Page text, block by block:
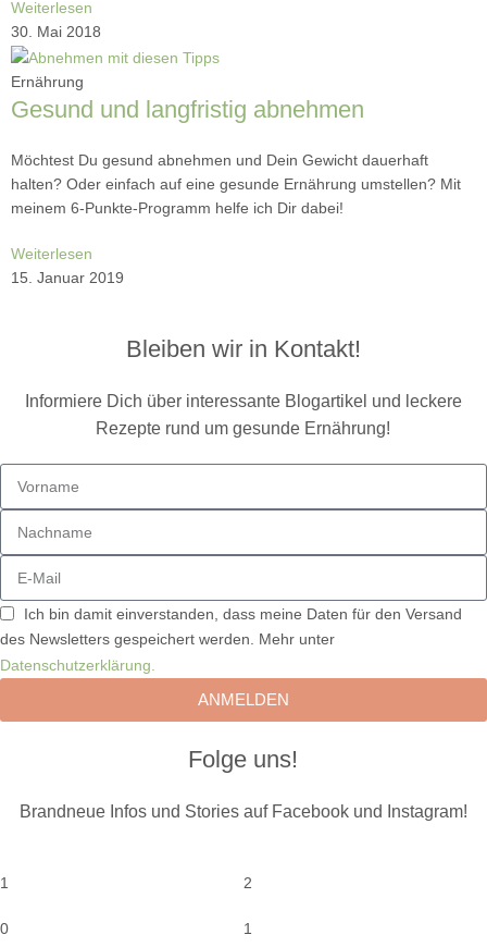
Weiterlesen
30. Mai 2018
Ernährung
Gesund und langfristig abnehmen
Möchtest Du gesund abnehmen und Dein Gewicht dauerhaft
halten? Oder einfach auf eine gesunde Ernährung umstellen? Mit
meinem 6-Punkte-Programm helfe ich Dir dabei!
Weiterlesen
15. Januar 2019
Bleiben wir in Kontakt!
Informiere Dich über interessante Blogartikel und leckere
Rezepte rund um gesunde Ernährung!
Ich bin damit einverstanden, dass meine Daten für den Versand
des Newsletters gespeichert werden. Mehr unter
Datenschutzerklärung.
ANMELDEN
Folge uns!
Brandneue Infos und Stories auf Facebook und Instagram!
1
0
2
1